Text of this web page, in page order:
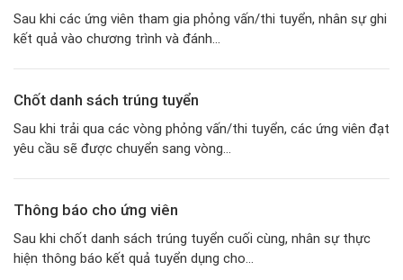
Sau khi các ứng viên tham gia phỏng vấn/thi tuyển, nhân sự ghi
kết quả vào chương trình và đánh...
Chốt danh sách trúng tuyển
Sau khi trải qua các vòng phỏng vấn/thi tuyển, các ứng viên đạt
yêu cầu sẽ được chuyển sang vòng...
Thông báo cho ứng viên
Sau khi chốt danh sách trúng tuyển cuối cùng, nhân sự thực
hiện thông báo kết quả tuyển dụng cho...